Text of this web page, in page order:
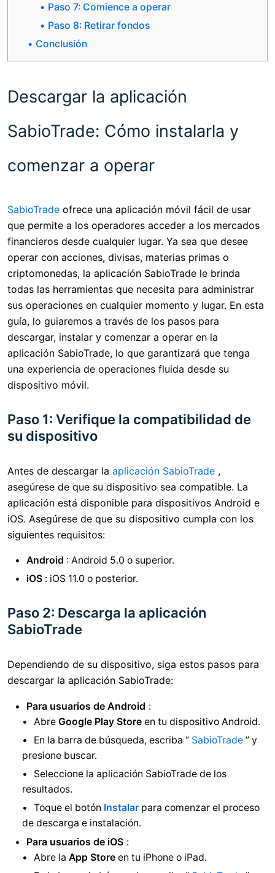
Paso 7: Comience a operar
Paso 8: Retirar fondos
Conclusión
Descargar la aplicación
SabioTrade: Cómo instalarla y
comenzar a operar
SabioTrade ofrece una aplicación móvil fácil de usar
que permite a los operadores acceder a los mercados
financieros desde cualquier lugar. Ya sea que desee
operar con acciones, divisas, materias primas o
criptomonedas, la aplicación SabioTrade le brinda
todas las herramientas que necesita para administrar
sus operaciones en cualquier momento y lugar. En esta
guía, lo guiaremos a través de los pasos para
descargar, instalar y comenzar a operar en la
aplicación SabioTrade, lo que garantizará que tenga
una experiencia de operaciones fluida desde su
dispositivo móvil.
Paso 1: Verifique la compatibilidad de
su dispositivo
Antes de descargar la aplicación SabioTrade ,
asegúrese de que su dispositivo sea compatible. La
aplicación está disponible para dispositivos Android e
iOS. Asegúrese de que su dispositivo cumpla con los
siguientes requisitos:
Android : Android 5.0 o superior.
iOS : iOS 11.0 o posterior.
Paso 2: Descarga la aplicación
SabioTrade
Dependiendo de su dispositivo, siga estos pasos para
descargar la aplicación SabioTrade:
Para usuarios de Android :
Abre Google Play Store en tu dispositivo Android.
En la barra de búsqueda, escriba “ SabioTrade ” y
presione buscar.
Seleccione la aplicación SabioTrade de los
resultados.
Toque el botón Instalar para comenzar el proceso
de descarga e instalación.
Para usuarios de iOS :
Abre la App Store en tu iPhone o iPad.